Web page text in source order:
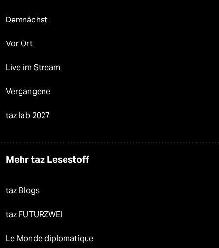
Demnächst
Vor Ort
Live im Stream
Vergangene
taz lab 2027
Mehr taz Lesestoff
taz Blogs
taz FUTURZWEI
Le Monde diplomatique